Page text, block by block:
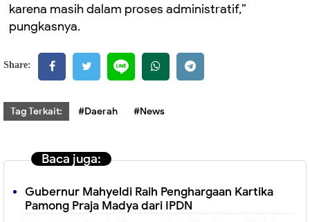
karena masih dalam proses administratif,”
pungkasnya.
Share:
Tag Terkait: #Daerah #News
Baca juga:
Gubernur Mahyeldi Raih Penghargaan Kartika
Pamong Praja Madya dari IPDN